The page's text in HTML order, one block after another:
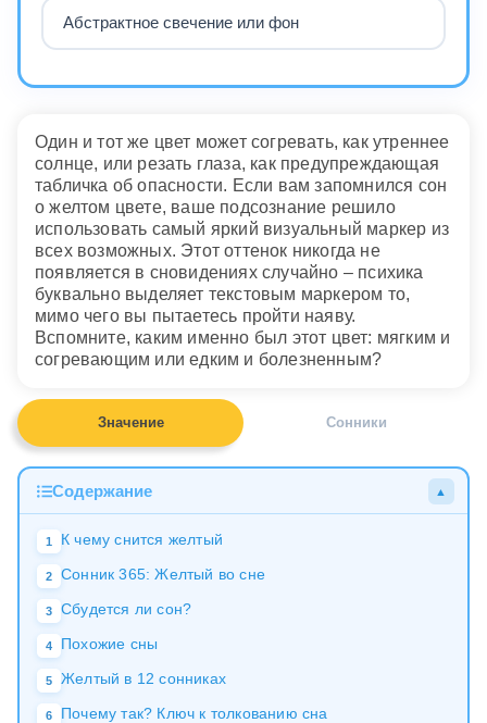
Абстрактное свечение или фон
Один и тот же цвет может согревать, как утреннее
солнце, или резать глаза, как предупреждающая
табличка об опасности. Если вам запомнился сон
о желтом цвете, ваше подсознание решило
использовать самый яркий визуальный маркер из
всех возможных. Этот оттенок никогда не
появляется в сновидениях случайно – психика
буквально выделяет текстовым маркером то,
мимо чего вы пытаетесь пройти наяву.
Вспомните, каким именно был этот цвет: мягким и
согревающим или едким и болезненным?
Значение Сонники
Содержание ▲
1 К чему снится желтый
2 Сонник 365: Желтый во сне
3 Сбудется ли сон?
4 Похожие сны
5 Желтый в 12 сонниках
6 Почему так? Ключ к толкованию сна